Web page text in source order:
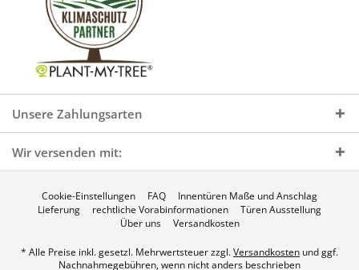
Unsere Zahlungsarten
Wir versenden mit:
Cookie-Einstellungen FAQ
Innentüren Maße und Anschlag
Lieferung
rechtliche Vorabinformationen
Türen Ausstellung
Über uns
Versandkosten
* Alle Preise inkl. gesetzl. Mehrwertsteuer zzgl.Versandkosten und ggf.
Nachnahmegebühren, wenn nicht anders beschrieben